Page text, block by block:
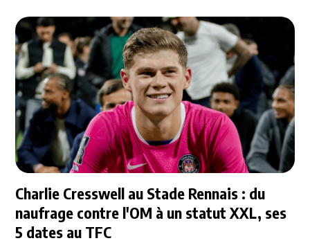
Charlie Cresswell au Stade Rennais : du
naufrage contre l'OM à un statut XXL, ses
5 dates au TFC